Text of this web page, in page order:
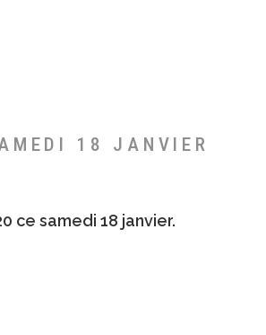
18 JANVIER
ce samedi 18 janvier.